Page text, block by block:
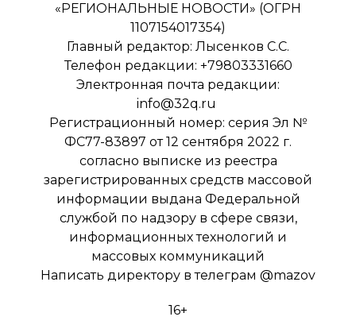
«РЕГИОНАЛЬНЫЕ НОВОСТИ» (ОГРН
1107154017354)
Главный редактор: Лысенков С.С.
Телефон редакции: +79803331660
Электронная почта редакции:
info@32q.ru
Регистрационный номер: серия Эл №
ФС77-83897 от 12 сентября 2022 г.
согласно выписке из реестра
зарегистрированных средств массовой
информации выдана Федеральной
службой по надзору в сфере связи,
информационных технологий и
массовых коммуникаций
Написать директору в телеграм @mazov
16+